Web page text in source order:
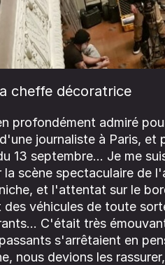
cheffe décoratrice
profondément admiré
journaliste à Paris, et
13 septembre... Je me
la scène spectaculaire de
et l'attentat sur le
des véhicules de toute
C'était très
s'arrêtaient en
nous devions les